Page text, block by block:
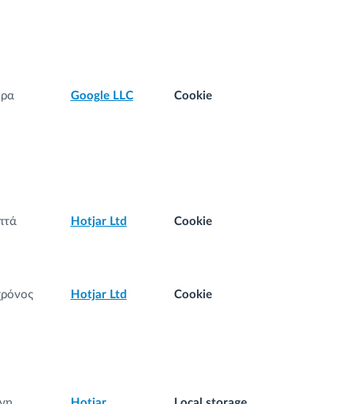
Google LLC Cookie
Hotjar Ltd Cookie
Hotjar Ltd Cookie